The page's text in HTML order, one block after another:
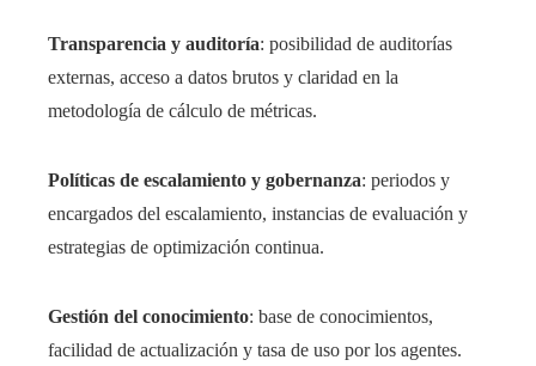
Transparencia y auditoría: posibilidad de auditorías
externas, acceso a datos brutos y claridad en la
metodología de cálculo de métricas.
Políticas de escalamiento y gobernanza: periodos y
encargados del escalamiento, instancias de evaluación y
estrategias de optimización continua.
Gestión del conocimiento: base de conocimientos,
facilidad de actualización y tasa de uso por los agentes.